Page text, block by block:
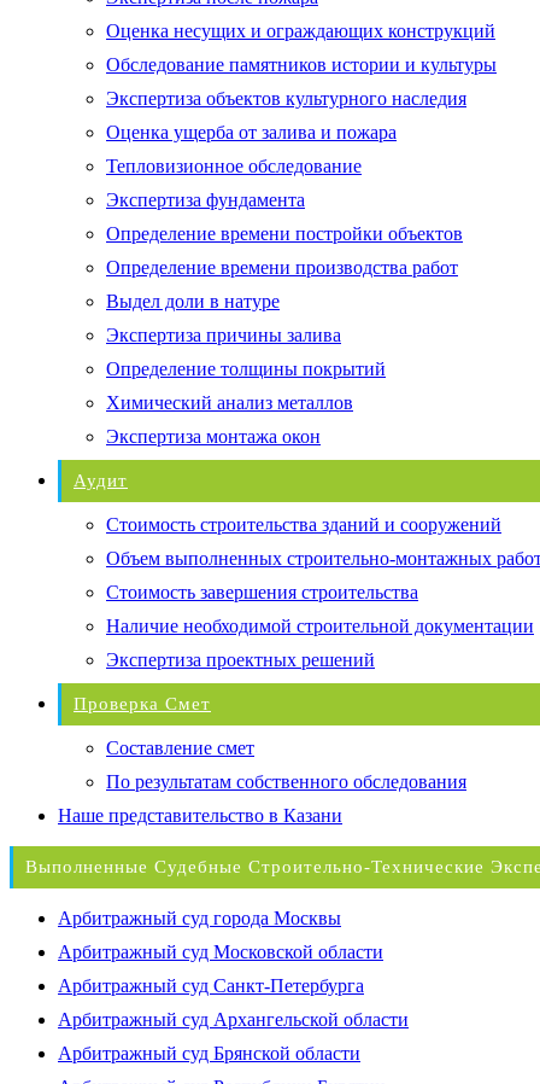
Оценка несущих и ограждающих конструкций
Обследование памятников истории и культуры
Экспертиза объектов культурного наследия
Оценка ущерба от залива и пожара
Тепловизионное обследование
Экспертиза фундамента
Определение времени постройки объектов
Определение времени производства работ
Выдел доли в натуре
Экспертиза причины залива
Определение толщины покрытий
Химический анализ металлов
Экспертиза монтажа окон
Аудит
Стоимость строительства зданий и сооружений
Объем выполненных строительно-монтажных
Стоимость завершения строительства
Наличие необходимой строительной документации
Экспертиза проектных решений
Проверка Смет
Составление смет
По результатам собственного обследования
Наше представительство в Казани
Выполненные Судебные Строительно-Технические
Арбитражный суд города Москвы
Арбитражный суд Московской области
Арбитражный суд Санкт-Петербурга
Арбитражный суд Архангельской области
Арбитражный суд Брянской области